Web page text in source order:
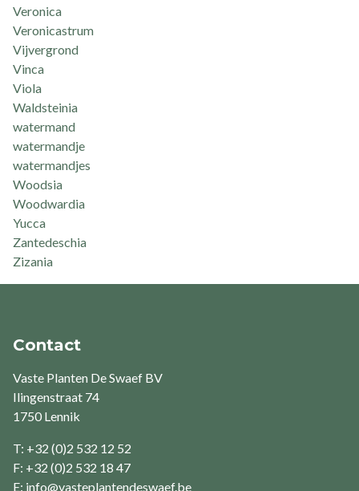
Veronica
Veronicastrum
Vijvergrond
Vinca
Viola
Waldsteinia
watermand
watermandje
watermandjes
Woodsia
Woodwardia
Yucca
Zantedeschia
Zizania
Contact
Vaste Planten De Swaef BV
Ilingenstraat 74
1750 Lennik
T: +32 (0)2 532 12 52
F: +32 (0)2 532 18 47
E: info@vasteplantendeswaef.be